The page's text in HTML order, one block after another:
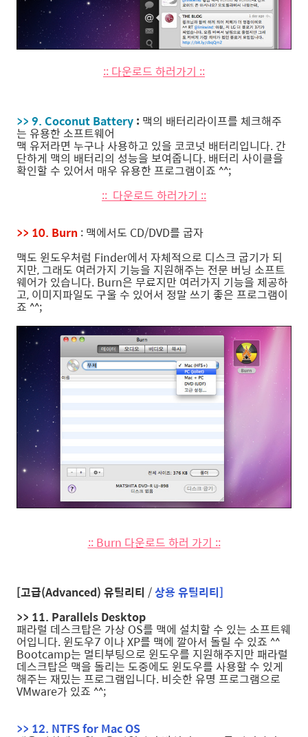
:: 다운로드 하러가기 ::
>> 9. Coconut Battery : 맥의 배터리라이프를 체크해주
는 유용한 소프트웨어
맥 유저라면 누구나 사용하고 있을 코코넛 배터리입니다. 간
단하게 맥의 배터리의 성능을 보여줍니다. 배터리 사이클을
확인할 수 있어서 매우 유용한 프로그램이죠 ^^;
:: 다운로드 하러가기 ::
>> 10. Burn : 맥에서도 CD/DVD를 굽자
맥도 윈도우처럼 Finder에서 자체적으로 디스크 굽기가 되
지만, 그래도 여러가지 기능을 지원해주는 전문 버닝 소프트
웨어가 있습니다. Burn은 무료지만 여러가지 기능을 제공하
고, 이미지파일도 구울 수 있어서 정말 쓰기 좋은 프로그램이
죠 ^^;
:: Burn 다운로드 하러 가기 ::
[고급(Advanced) 유틸리티 /상용 유틸리티]
>> 11. Parallels Desktop
패라럴 데스크탑은 가상 OS를 맥에 설치할 수 있는 소프트웨
어입니다. 윈도우7 이나 XP를 맥에 깔아서 돌릴 수 있죠 ^^
Bootcamp는 멀티부팅으로 윈도우를 지원해주지만 패라럴
데스크탑은 맥을 돌리는 도중에도 윈도우를 사용할 수 있게
해주는 재밌는 프로그램입니다. 비슷한 유명 프로그램으로
VMware가 있죠 ^^;
>> 12. NTFS for Mac OS